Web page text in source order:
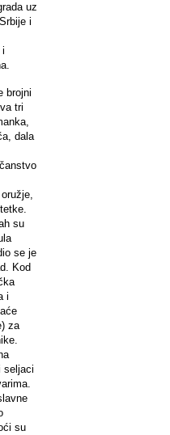
uz
i
i
brojni
tri
dala
su
se je
Kod
i
za
seljaci
su